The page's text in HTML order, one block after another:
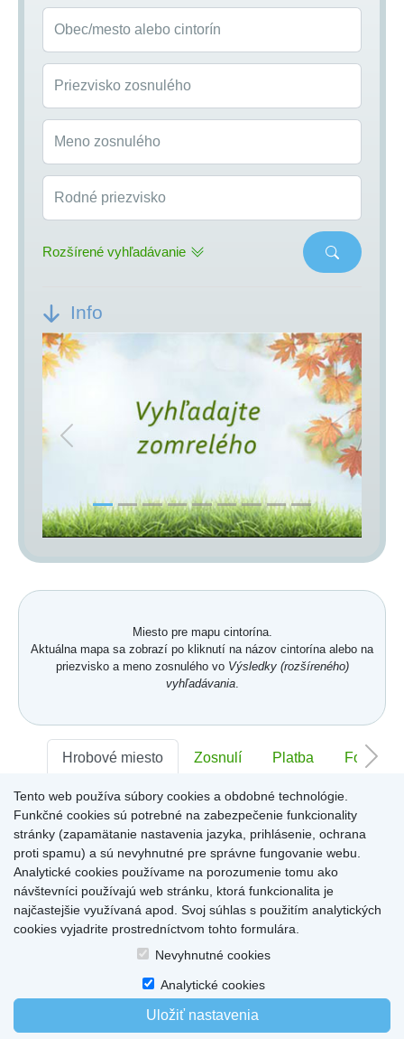
Obec/mesto alebo cintorín
Priezvisko zosnulého
Meno zosnulého
Rodné priezvisko
Rozšírené vyhľadávanie
Info
Previous Next
Miesto pre mapu cintorína.
Aktuálna mapa sa zobrazí po kliknutí na názov cintorína alebo na
priezvisko a meno zosnulého vo Výsledky (rozšíreného)
vyhľadávania.
Hrobové miesto Zosnulí Platba Foto
Sektor:- Rad:- Číslo:-
Miesto pre informácie o hrobovom mieste
Produkty a služby |Citáty|O cintorínoch|
Tento web používa súbory cookies a obdobné technológie.
Funkčné cookies sú potrebné na zabezpečenie funkcionality
stránky (zapamätanie nastavenia jazyka, prihlásenie, ochrana
proti spamu) a sú nevyhnutné pre správne fungovanie webu.
Analytické cookies používame na porozumenie tomu ako
návštevníci používajú web stránku, ktorá funkcionalita je
najčastejšie využívaná apod. Svoj súhlas s použitím analytických
cookies vyjadrite prostredníctvom tohto formulára.
Nevyhnutné cookies
Analytické cookies
Uložiť nastavenia